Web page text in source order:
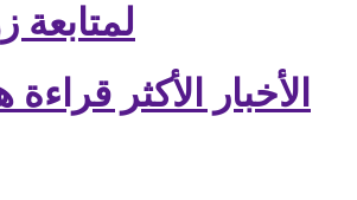
لمتابعة
الأخبار الأكثر